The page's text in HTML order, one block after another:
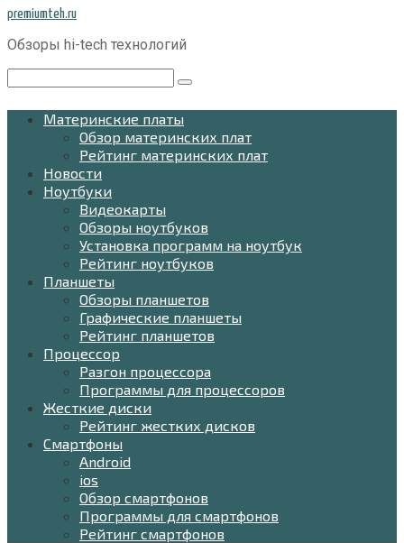
Перейти
контенту
premiumteh.ru
Обзоры hi-tech технологий
Материнские платы
Обзор материнских плат
Рейтинг материнских плат
Новости
Ноутбуки
Видеокарты
Обзоры ноутбуков
Установка программ на ноутбук
Рейтинг ноутбуков
Планшеты
Обзоры планшетов
Графические планшеты
Рейтинг планшетов
Процессор
Разгон процессора
Программы для процессоров
Жесткие диски
Рейтинг жестких дисков
Смартфоны
Android
ios
Обзор смартфонов
Программы для смартфонов
Рейтинг смартфонов